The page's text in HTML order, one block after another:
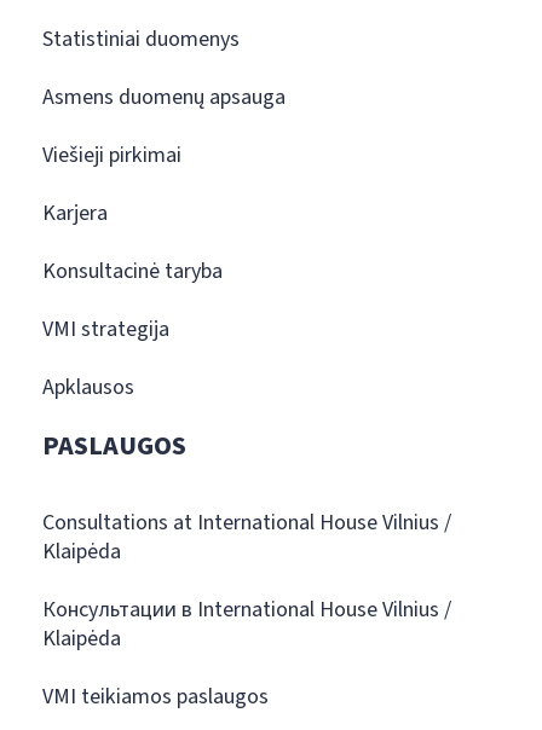
Statistiniai duomenys
Asmens duomenų apsauga
Viešieji pirkimai
Karjera
Konsultacinė taryba
VMI strategija
Apklausos
PASLAUGOS
Consultations at International House Vilnius /
Klaipėda
Консультации в International House Vilnius /
Klaipėda
VMI teikiamos paslaugos